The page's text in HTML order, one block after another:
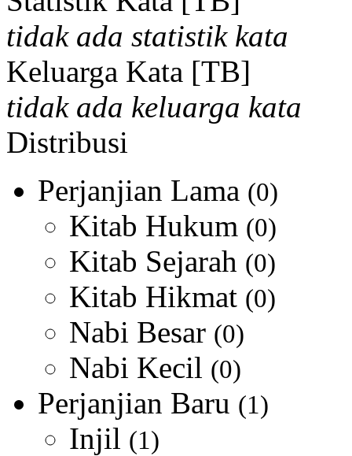
tidak ada statistik kata
Keluarga Kata [TB]
tidak ada keluarga kata
Distribusi
Perjanjian Lama (0)
Kitab Hukum (0)
Kitab Sejarah (0)
Kitab Hikmat (0)
Nabi Besar (0)
Nabi Kecil (0)
Perjanjian Baru (1)
Injil (1)